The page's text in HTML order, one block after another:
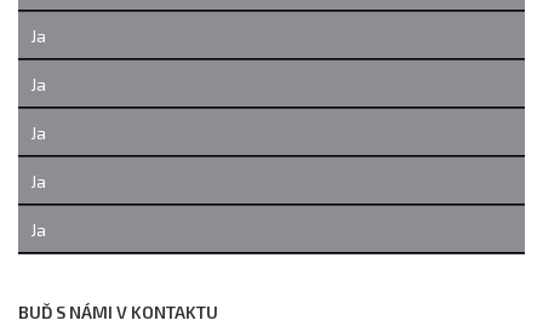
Ja
Ja
Ja
Ja
Ja
BUĎ S NÁMI V KONTAKTU